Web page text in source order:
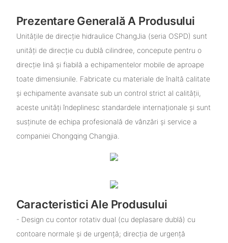
Prezentare Generală A Produsului
Unitățile de direcție hidraulice ChangJia (seria OSPD) sunt
unități de direcție cu dublă cilindree, concepute pentru o
direcție lină și fiabilă a echipamentelor mobile de aproape
toate dimensiunile. Fabricate cu materiale de înaltă calitate
și echipamente avansate sub un control strict al calității,
aceste unități îndeplinesc standardele internaționale și sunt
susținute de echipa profesională de vânzări și service a
companiei Chongqing Changjia.
Caracteristici Ale Produsului
- Design cu contor rotativ dual (cu deplasare dublă) cu
contoare normale și de urgență; direcția de urgență